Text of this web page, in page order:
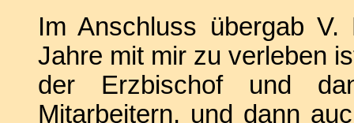
Im Anschluss übergab
Jahre mit mir zu verleben
der Erzbischof und
Mitarbeitern, und dann